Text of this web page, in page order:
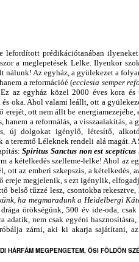
e lefordított prédikációtanában ilyeneke
a meglepetések Lelke. Ilyenkor
nálunk! Az egyház, a gyülekezet a
a reformációé (ecclesia semper
az egyház közel 2000 éves kora és
oka. Ahol valami leállt, ott a
erejét, ott nem állt be
hanem a reformálás, a visszaalakítás,
új dolgokat igénylő, létesítő,
a teremtő Léleknek rendeli alá magát.
Spiritus Sanctus non est scepticus
a kételkedés szelleme-lelke! Ahol az
ott az emberi szkepszis, a kételkedés,
ereje megjelenik, s ezt igénylik,
belső tűzzé lesz, csontokba
ha megmaradunk a Heidelbergi
örökségünk, 500 év ide-oda, csak
nem csak egyéni
zárni, aki ki akarja sajátítani,
HÁRFÁM MEGPENGETEM, ŐSI FÖLDÖN
ÉS
(2.)
TOVÁBB ADOM
tartalmával, az ossza meg a
Egyház lelkészei,
közös kérésünk Urunkhoz és
Prédikátorok Vasárnapjának
Az Úr vezesse
Imaáldásokkal és a Lélektől kapott
EGYHÁZÁBAN PRÉDIKÁCIÓ
PRÉDIKÁCIÓ ÉS
és alkalmatlan időben,
és tanítással